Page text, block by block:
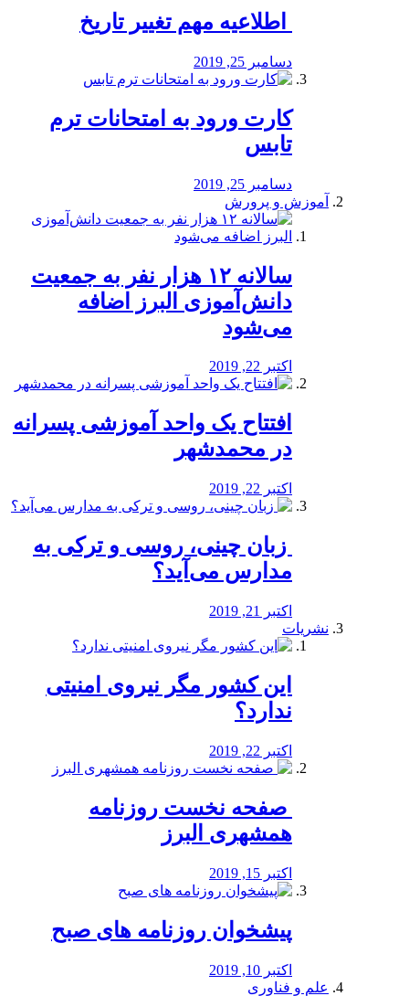
️ اطلاعیه مهم تغییر تاریخ
دسامبر 25, 2019
کارت ورود به امتحانات ترم
تابس
دسامبر 25, 2019
آموزش و پرورش
️سالانه ۱۲ هزار نفر به جمعیت
دانش‌آموزی البرز اضافه
می‌شود
اکتبر 22, 2019
افتتاح یک واحد آموزشی پسرانه
در محمدشهر
اکتبر 22, 2019
️ زبان چینی، روسی و ترکی به
مدارس می‌آید؟
اکتبر 21, 2019
نشریات
این کشور مگر نیروی امنیتی
ندارد؟
اکتبر 22, 2019
️ صفحه نخست روزنامه‌
همشهری البرز
اکتبر 15, 2019
پیشخوان روزنامه های صبح
اکتبر 10, 2019
علم و فناوری